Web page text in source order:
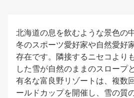
北海道の息を飲むような景色の
冬のスポーツ愛好家や自然愛好
存在です。隣接するニセコより
した雪が自然のままのスロープ
有名な富良野リゾートは、複数
ールドカップを開催し、雪の質